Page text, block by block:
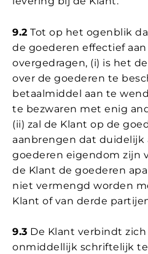
9.2 Tot op het ogenblik
de goederen effectief
overgedragen, (i) is het
over de goederen te
betaalmiddel aan te
te bezwaren met enig
(ii) zal de Klant op de
aanbrengen dat duidelijk
goederen eigendom zijn
de Klant de goederen
niet vermengd worden
Klant of van derde
9.3 De Klant verbindt zich
onmiddellijk schriftelijk